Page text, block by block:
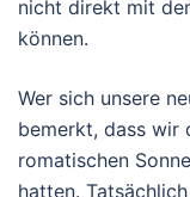
nicht direkt mit
können.
Wer sich unsere
bemerkt, dass wir
romatischen
hatten.